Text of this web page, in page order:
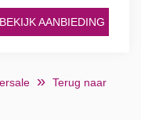
BEKIJK AANBIEDING
Terug naar